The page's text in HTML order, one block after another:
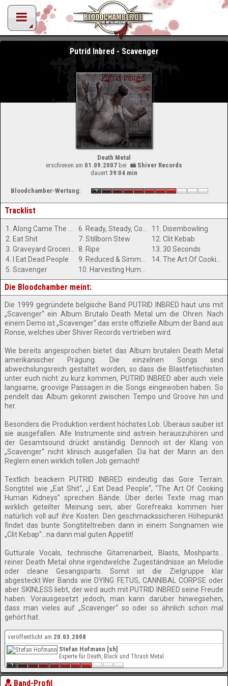
Putrid Inbred - Scavenger
Death Metal
erschienen am 01.09.2007bei
Shiver Records
dauert 39:04 min
Bloodchamber-Wertung:
Tracklist
2. Eat Shit
4. I Eat Dead People
5. Scavenger
7. Stillborn Stew
8. Ripe
11. Disembowling
12. Clit Kebab
13. 30 Seconds
Die Bloodchamber meint:
Die 1999 gegründete belgische Band PUTRID INBRED haut uns mit
„Scavenger“ ein Album Brutalo Death Metal um die Ohren. Nach
einem Demo ist „Scavenger“ das erste offizielle Album der Band aus
Ronse, welches über Shiver Records vertrieben wird.
Wie bereits angesprochen bietet das Album brutalen Death Metal
amerikanischer Prägung. Die einzelnen Songs sind
abwechslungsreich gestaltet worden, so dass die Blastfetischisten
unter euch nicht zu kurz kommen, PUTRID INBRED aber auch viele
langsame, groovige Passagen in die Songs eingewoben haben. So
pendelt das Album gekonnt zwischen Tempo und Groove hin und
her.
Besonders die Produktion verdient höchstes Lob. Überaus sauber ist
sie ausgefallen. Alle Instrumente sind astrein herauszuhören und
der Gesamtsound drückt anständig. Dennoch ist der Klang von
„Scavenger“ nicht klinisch ausgefallen. Da hat der Mann an den
Reglern einen wirklich tollen Job gemacht!
Textlich beackern PUTRID INBRED eindeutig das Gore Terrain.
Songtitel wie „Eat Shit“, „I Eat Dead People“, “The Art Of Cooking
Human Kidneys” sprechen Bände. Über derlei Texte mag man
wirklich geteilter Meinung sein, aber Gorefreaks kommen hier
natürlich voll auf ihre Kosten. Den geschmackssicheren Höhepunkt
findet das bunte Songtiteltreiben dann in einem Songnamen wie
„Clit Kebap“…na dann mal guten Appetit!
Gutturale Vocals, technische Gitarrenarbeit, Blasts, Moshparts…
reiner Death Metal ohne irgendwelche Zugeständnisse an Melodie
oder cleane Gesangsparts. Somit ist die Zielgruppe klar
abgesteckt.Wer Bands wie DYING FETUS, CANNIBAL CORPSE oder
aber SKINLESS liebt, der wird auch mit PUTRID INBRED seine Freude
haben. Vorausgesetzt jedoch, man kann darüber hinwegsehen,
dass man vieles auf „Scavenger“ so oder so ähnlich schon mal
gehört hat.
veröffentlicht am 20.03.2008
Stefan Hofmann [sh]
Experte für Death, Black und Thrash Metal
Band-Profil